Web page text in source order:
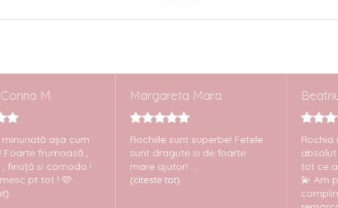
M.
așa cum
frumoasă ,
si comoda !
pt tot ! 🩷 ...
Margareta Mara
Rochiile sunt superbe! Fetele
sunt dragute si de foarte
mare ajutor! ...
(citeste tot)
Rochia
absolut
tot ce am
💫 Am